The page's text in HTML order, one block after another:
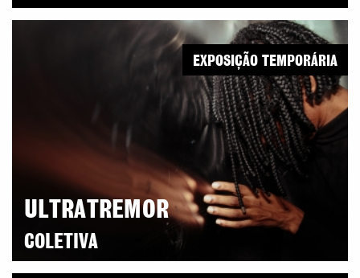
ULTRATREMOR
COLETIVA
EXPOSIÇÃO TEMPORÁRIA